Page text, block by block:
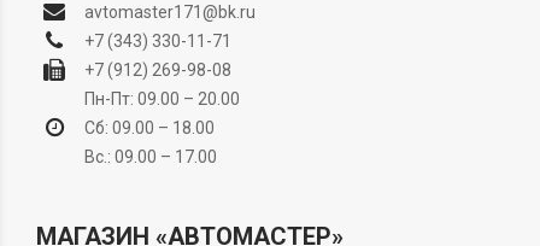
avtomaster171@bk.ru
+7 (343) 330-11-71
+7 (912) 269-98-08
Пн-Пт: 09.00 – 20.00
Сб: 09.00 – 18.00
Вс.: 09.00 – 17.00
МАГАЗИН «АВТОМАСТЕР»